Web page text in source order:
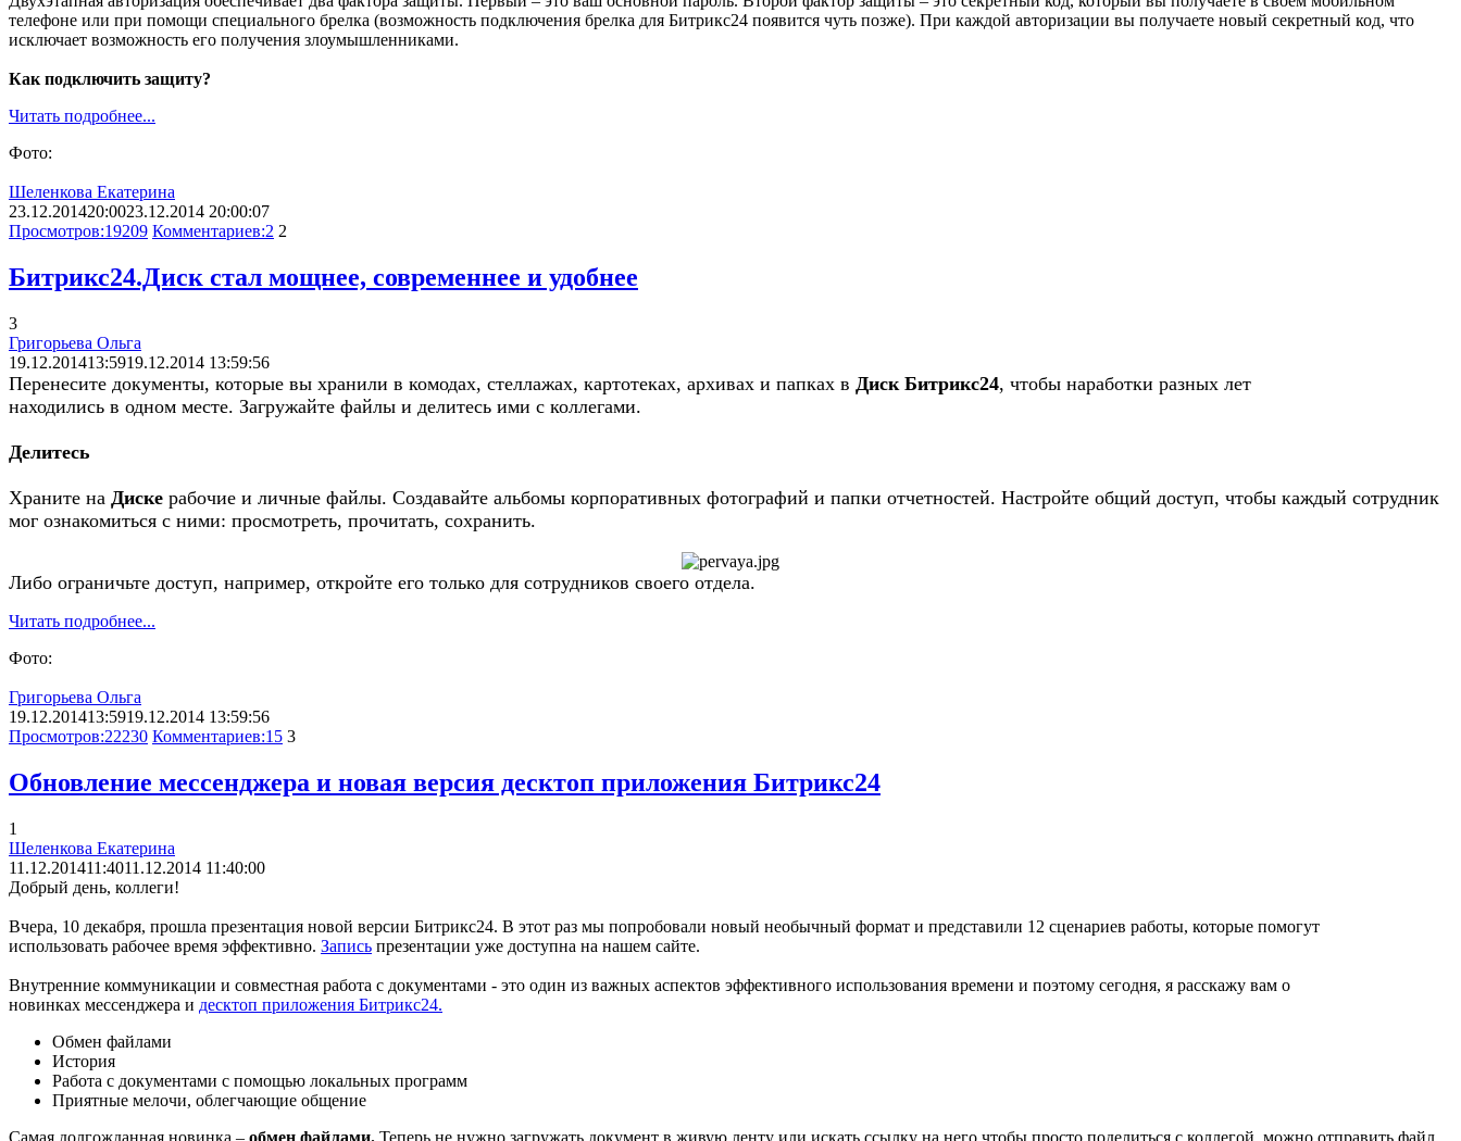
телефоне или при помощи специального брелка (возможность подключения брелка для Битрикс24 появится чуть позже). При каждой авторизации вы получаете новый секретный код, что
исключает возможность его получения злоумышленниками.
Как подключить защиту?
Читать подробнее...
Фото:
Шеленкова Екатерина
23.12.201420:0023.12.2014 20:00:07
Просмотров:19209 Комментариев:2 2
Битрикс24.Диск стал мощнее, современнее и удобнее
3
Григорьева Ольга
19.12.201413:5919.12.2014 13:59:56
Перенесите документы, которые вы хранили в комодах, стеллажах, картотеках, архивах и папках в Диск Битрикс24, чтобы наработки разных лет
находились в одном месте. Загружайте файлы и делитесь ими с коллегами.
Делитесь
Храните на Диске рабочие и личные файлы. Создавайте альбомы корпоративных фотографий и папки отчетностей. Настройте общий доступ, чтобы каждый сотрудник
мог ознакомиться с ними: просмотреть, прочитать, сохранить.
Либо ограничьте доступ, например, откройте его только для сотрудников своего отдела.
Читать подробнее...
Фото:
Григорьева Ольга
19.12.201413:5919.12.2014 13:59:56
Просмотров:22230 Комментариев:15 3
Обновление мессенджера и новая версия десктоп приложения Битрикс24
1
Шеленкова Екатерина
11.12.201411:4011.12.2014 11:40:00
Добрый день, коллеги!
Вчера, 10 декабря, прошла презентация новой версии Битрикс24. В этот раз мы попробовали новый необычный формат и представили 12 сценариев работы, которые помогут
использовать рабочее время эффективно. Запись презентации уже доступна на нашем сайте.
Внутренние коммуникации и совместная работа с документами - это один из важных аспектов эффективного использования времени и поэтому сегодня, я расскажу вам о
новинках мессенджера и десктоп приложения Битрикс24.
Обмен файлами
История
Работа с документами с помощью локальных программ
Приятные мелочи, облегчающие общение
Самая долгожданная новинка – обмен файлами. Теперь не нужно загружать документ в живую ленту или искать ссылку на него чтобы просто поделиться с коллегой, можно отправить файл